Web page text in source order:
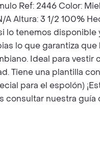
Ref: 2446 Color:
Altura: 3 1/2 100%
lo tenemos
lo que garantiza
Ideal para vestir
Tiene una plantilla
para el espolón)
nuestra guía